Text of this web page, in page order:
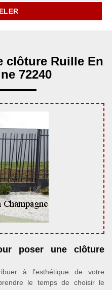
clôture Ruille En
72240
poser une clôture
à l’esthétique de votre
le temps de choisir le